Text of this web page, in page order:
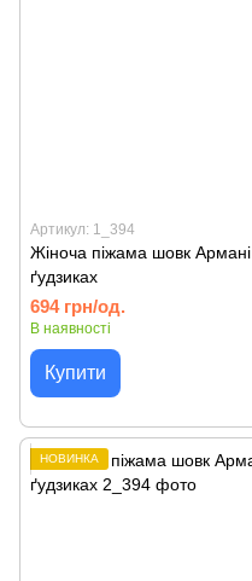
Артикул: 1_394
Жіноча піжама шовк
ґудзиках
694 грн/од.
В наявності
Купити
НОВИНКА